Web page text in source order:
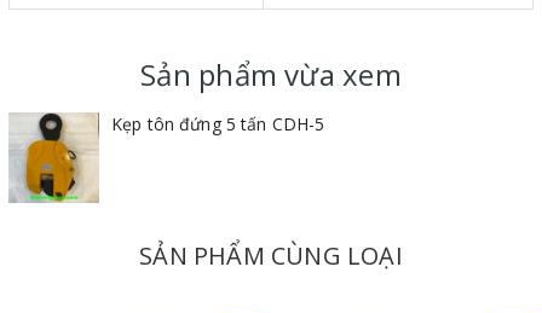
Sản phẩm vừa xem
Kẹp tôn đứng 5 tấn CDH-5
SẢN PHẨM CÙNG LOẠI